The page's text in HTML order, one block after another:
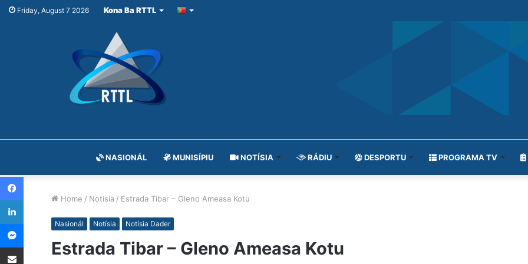
Friday, August 7 2026 Kona Ba RTTL
NASIONÁL MUNISÍPIU NOTÍSIA RÁDIU DESPORTU PROGRAMA TV
Home / Notísia / Estrada Tibar – Gleno Ameasa Kotu
Nasionál Notísia Notísia Dader
Estrada Tibar – Gleno Ameasa Kotu
Facebook
LinkedIn
Messenger